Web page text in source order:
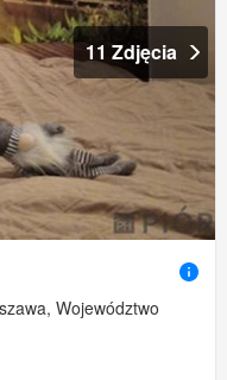
11 Zdjęcia
Województwo